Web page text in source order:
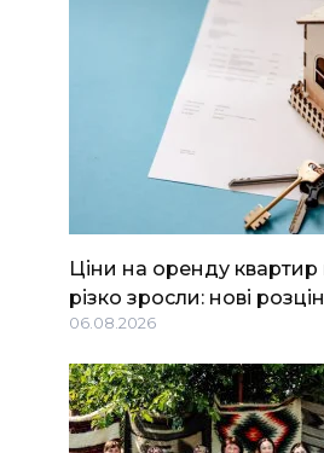
Ціни на оренду квартир
різко зросли: нові
06.08.2026